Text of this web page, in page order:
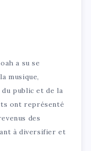
a su se
musique,
public et de la
ont représenté
des
à diversifier et